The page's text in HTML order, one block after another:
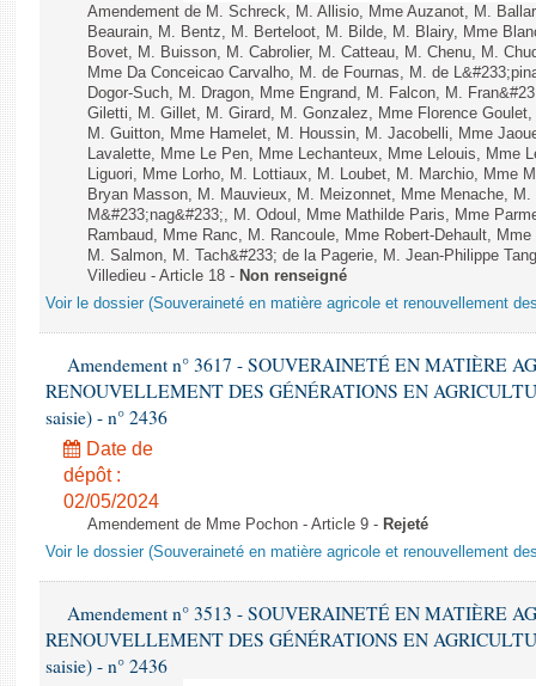
Amendement de M. Schreck, M. Allisio, Mme Auzanot, M.
Beaurain, M. Bentz, M. Berteloot, M. Bilde, M. Blairy, Mme
Bovet, M. Buisson, M. Cabrolier, M. Catteau, M. Chenu, M.
Mme Da Conceicao Carvalho, M. de Fournas, M. de
Dogor-Such, M. Dragon, Mme Engrand, M. Falcon, M.
Giletti, M. Gillet, M. Girard, M. Gonzalez, Mme Florence
M. Guitton, Mme Hamelet, M. Houssin, M. Jacobelli, Mme
Lavalette, Mme Le Pen, Mme Lechanteux, Mme Lelouis, Mme
Liguori, Mme Lorho, M. Lottiaux, M. Loubet, M. Marchio, Mme
Bryan Masson, M. Mauvieux, M. Meizonnet, Mme Menache,
M&#233;nag&#233;, M. Odoul, Mme Mathilde Paris, Mme
Rambaud, Mme Ranc, M. Rancoule, Mme Robert-Dehault,
M. Salmon, M. Tach&#233; de la Pagerie, M. Jean-Philippe
Villedieu - Article 18 - Non renseigné
Voir le dossier (Souveraineté en matière agricole et renouvellement
Amendement n° 3617 - SOUVERAINETÉ EN MATIÈRE
RENOUVELLEMENT DES GÉNÉRATIONS EN
saisie) - n° 2436
Date de
dépôt :
02/05/2024
Amendement de Mme Pochon - Article 9 - Rejeté
Voir le dossier (Souveraineté en matière agricole et renouvellement
Amendement n° 3513 - SOUVERAINETÉ EN MATIÈRE
RENOUVELLEMENT DES GÉNÉRATIONS EN
saisie) - n° 2436